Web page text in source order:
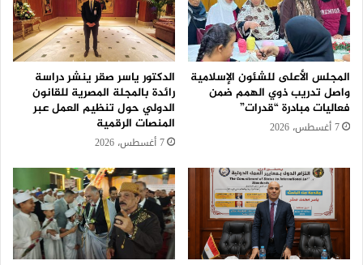
المجلس الأعلى للشئون الإسلامية
واصل تدريب ذوي الهمم ضمن
فعاليات مبادرة “قدرات”
7 أغسطس، 2026
الدكتور ياسر صقر ينشر دراسة
رائدة بالمجلة المصرية للقانون
الدولي حول تنظيم العمل عبر
المنصات الرقمية
7 أغسطس، 2026